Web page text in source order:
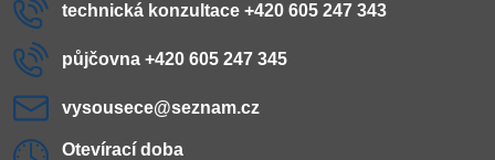
technická konzultace +420 605 247 343
půjčovna +420 605 247 345
vysousece​@seznam​.cz
Otevírací doba